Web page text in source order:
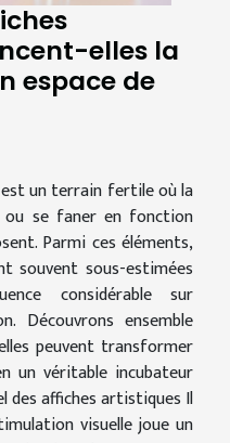
elles la
espace de
un terrain fertile où la
se faner en fonction
Parmi ces éléments,
souvent sous-estimées
considérable sur
Découvrons ensemble
peuvent transformer
un véritable incubateur
des affiches artistiques Il
visuelle joue un